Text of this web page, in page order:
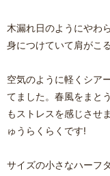
木漏れ日のようにやわ
身につけていて肩がこ
空気のように軽くシア
てました。春風をまと
もストレスを感じさせ
ゅうらくらくです!
サイズの小さなハーフ